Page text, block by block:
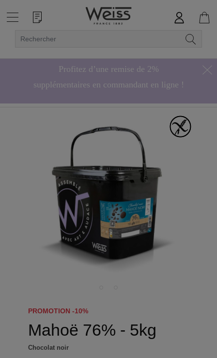
Profitez d’une remise de 2%
supplémentaires en commandant en ligne !
PROMOTION -10%
Mahoë 76% - 5kg
Chocolat noir